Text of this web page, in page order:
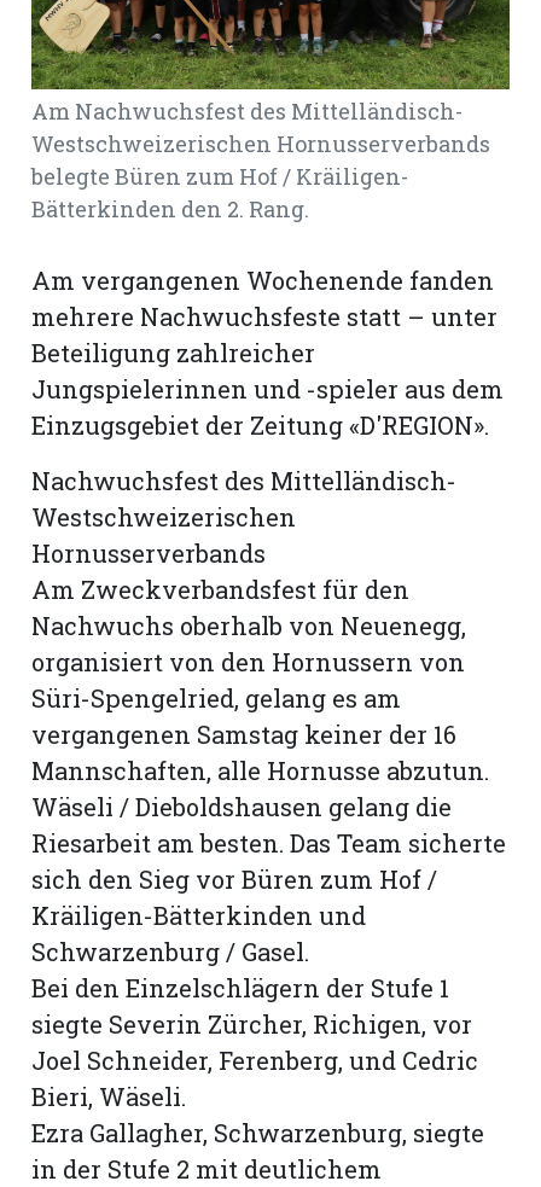
Am Nachwuchsfest des Mittelländisch-
Westschweizerischen Hornusserverbands
belegte Büren zum Hof / Kräiligen-
Bätterkinden den 2. Rang.
Am vergangenen Wochenende fanden
mehrere Nachwuchsfeste statt – unter
Beteiligung zahlreicher
Jungspielerinnen und -spieler aus dem
Einzugsgebiet der Zeitung «D'REGION».
Nachwuchsfest des Mittelländisch-
Westschweizerischen
Hornusserverbands
Am Zweckverbandsfest für den
Nachwuchs oberhalb von Neuenegg,
organisiert von den Hornussern von
Süri-Spengelried, gelang es am
vergangenen Samstag keiner der 16
Mannschaften, alle Hornusse abzutun.
Wäseli / Dieboldshausen gelang die
Riesarbeit am besten. Das Team sicherte
sich den Sieg vor Büren zum Hof /
Kräiligen-Bätterkinden und
Schwarzenburg / Gasel.
Bei den Einzelschlägern der Stufe 1
siegte Severin Zürcher, Richigen, vor
Joel Schneider, Ferenberg, und Cedric
Bieri, Wäseli.
Ezra Gallagher, Schwarzenburg, siegte
in der Stufe 2 mit deutlichem